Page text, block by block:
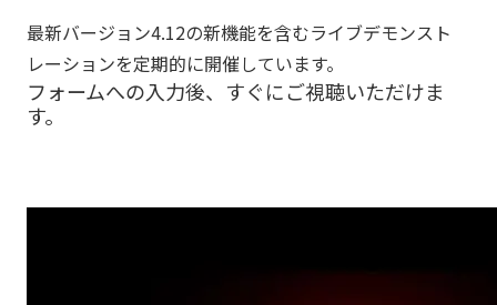
最新バージョン4.12の新機能を含むライブデモンスト
レーションを定期的に開催しています。
フォームへの入力後、すぐにご視聴いただけま
す。